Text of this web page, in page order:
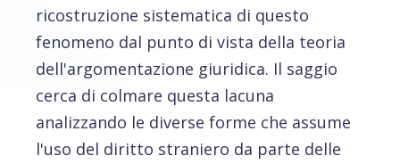
ricostruzione sistematica di questo
fenomeno dal punto di vista della teoria
dell'argomentazione giuridica. Il saggio
cerca di colmare questa lacuna
analizzando le diverse forme che assume
l'uso del diritto straniero da parte delle